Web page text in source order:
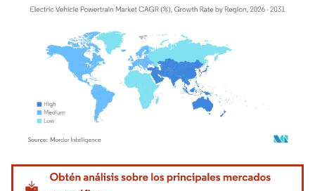
Imagen © Mordor Intelligence. El uso requiere atribución según CC BY 4.0.